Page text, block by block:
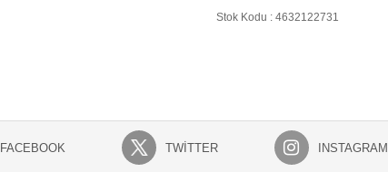
Stok Kodu : 4632122731
FACEBOOK TWITTER INSTAGRAM